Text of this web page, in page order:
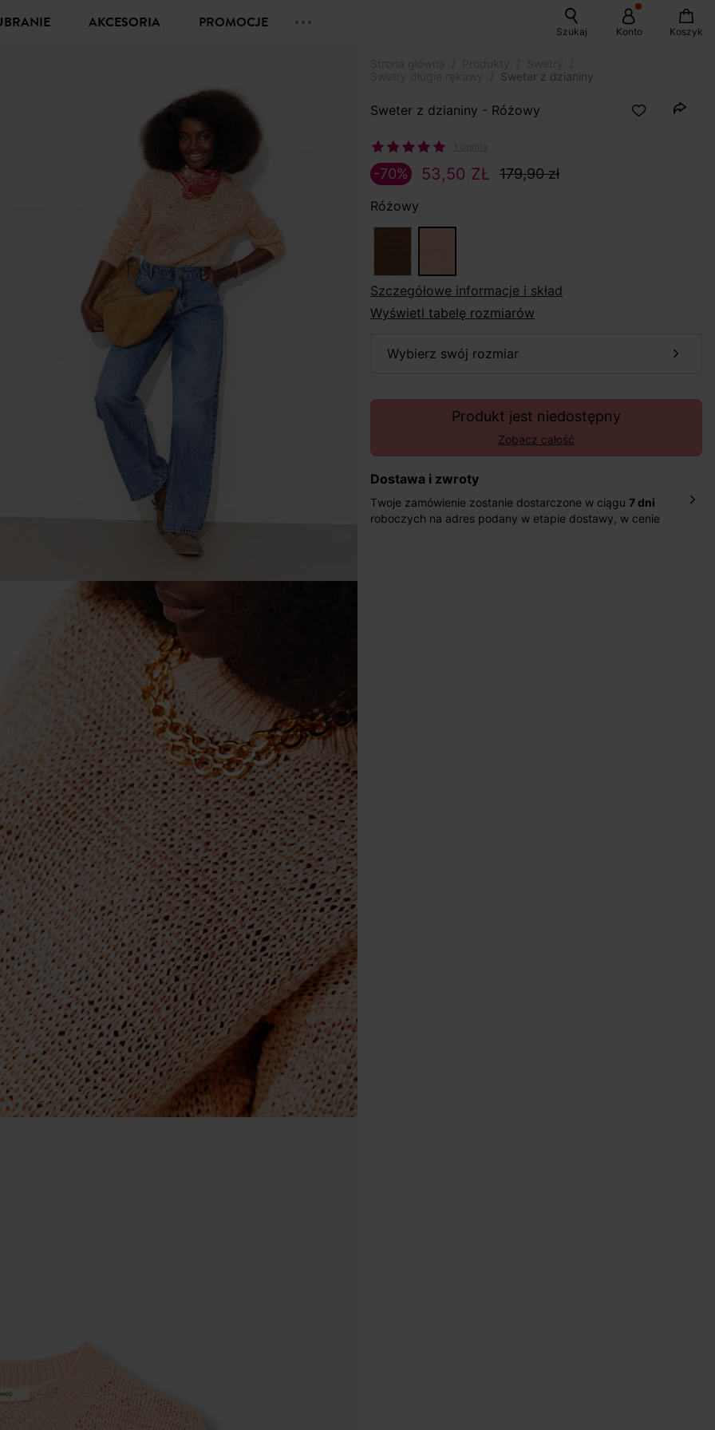
UBRANIE AKCESORIA PROMOCJE Szukaj Konto Koszyk
Sweter z dzianiny
Sweter z dzianiny - Różowy
53,50 ZŁ 179,90 zł
-70%
Różowy
szczegółowe informacje i skład
Wyświetl tabelę rozmiarów
wybierz swój rozmiar
Produkt jest niedostępny
Zobacz całość
Dostawa i zwroty
Twoje zamówienie zostanie dostarczone w ciągu 7 dni
roboczych na adres podany w etapie dostawy, w cenie